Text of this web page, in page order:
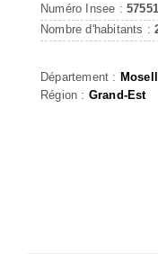
Numéro Insee : 57551
Nombre d'habitants :
Département :
Région : Grand-Est